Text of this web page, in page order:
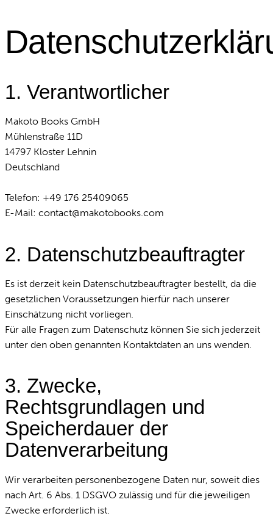
1. Verantwortlicher
Makoto Books GmbH
Mühlenstraße 11D
14797 Kloster Lehnin
Deutschland
Telefon: +49 176 25409065
E-Mail: contact@makotobooks.com
2. Datenschutzbeauftragter
Es ist derzeit kein Datenschutzbeauftragter bestellt, da die
gesetzlichen Voraussetzungen hierfür nach unserer
Einschätzung nicht vorliegen.
Für alle Fragen zum Datenschutz können Sie sich jederzeit
unter den oben genannten Kontaktdaten an uns wenden.
3. Zwecke,
Rechtsgrundlagen und
Speicherdauer der
Datenverarbeitung
Wir verarbeiten personenbezogene Daten nur, soweit dies
nach Art. 6 Abs. 1 DSGVO zulässig und für die jeweiligen
Zwecke erforderlich ist.